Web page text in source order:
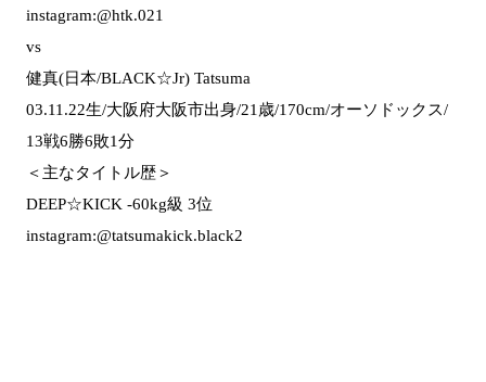
instagram:@htk.021
vs
健真(日本/BLACK☆Jr) Tatsuma
03.11.22生/大阪府大阪市出身/21歳/170cm/オーソドックス/
13戦6勝6敗1分
＜主なタイトル歴＞
DEEP☆KICK -60kg級 3位
instagram:@tatsumakick.black2